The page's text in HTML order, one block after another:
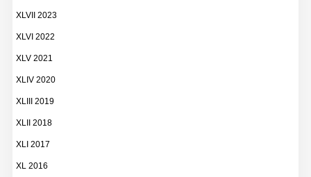
XLVII 2023
XLVI 2022
XLV 2021
XLIV 2020
XLIII 2019
XLII 2018
XLI 2017
XL 2016